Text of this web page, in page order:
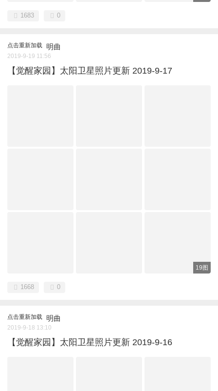
1683 0
点击重新加载 明曲
2019-9-19 11:56
【觉醒家园】太阳卫星照片更新 2019-9-17
19图
1668 0
点击重新加载 明曲
2019-9-18 13:10
【觉醒家园】太阳卫星照片更新 2019-9-16